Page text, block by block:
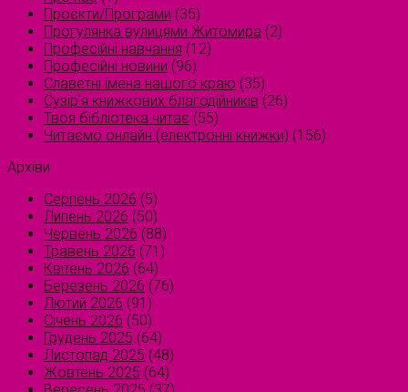
Проєкти/Програми (35)
Прогулянка вулицями Житомира (2)
Професійні навчання (12)
Професійні новини (96)
Славетні імена нашого краю (35)
Сузірʼя книжкових благодійників (26)
Твоя бібліотека читає (55)
Читаємо онлайн (електронні книжки) (156)
Архіви
Серпень 2026 (5)
Липень 2026 (50)
Червень 2026 (88)
Травень 2026 (71)
Квітень 2026 (64)
Березень 2026 (76)
Лютий 2026 (91)
Січень 2026 (50)
Грудень 2025 (64)
Листопад 2025 (48)
Жовтень 2025 (64)